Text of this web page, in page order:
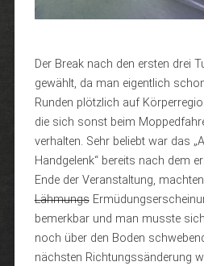
Der Break nach den ersten drei
gewählt, da man eigentlich
Runden plötzlich auf
die sich sonst beim
verhalten. Sehr beliebt war das
Handgelenk“ bereits nach dem
Ende der Veranstaltung,
Lähmungs
bemerkbar und man musste
noch über den Boden
nächsten Richtungssänderung